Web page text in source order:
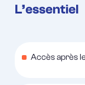
L’essentiel
Accès après